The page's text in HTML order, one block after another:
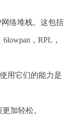
络堆栈。这包括
，RPL，
用它们的能力是
加轻松。